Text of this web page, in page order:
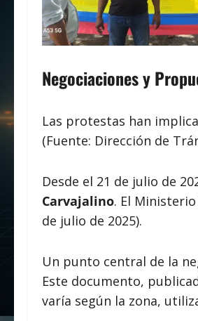
Negociaciones y
Las protestas han
(Fuente: Dirección de
Desde el 21 de julio de
Carvajalino. El
de julio de 2025).
Un punto central de la
Este documento,
varía según la zona,